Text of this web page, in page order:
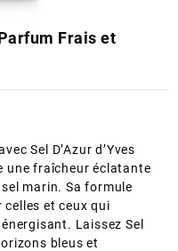
Frais et
Sel D’Azur d’Yves
une fraîcheur éclatante
marin. Sa formule
celles et ceux qui
Laissez Sel
bleus et